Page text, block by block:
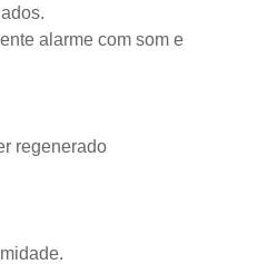
alarme com som e
regenerado